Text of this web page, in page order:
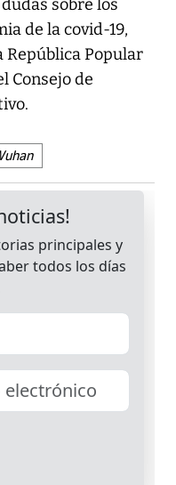
sobre los
de la covid-19,
República Popular
Consejo de